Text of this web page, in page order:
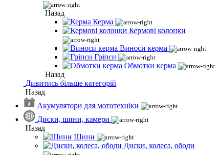
Назад
Керма
Кермові колонки
Виноси керма
Гріпси
Обмотки керма
Назад
Дивитись більше категорій
Назад
Акумулятори для мототехніки
Диски, шини, камери
Назад
Шини
Диски, колеса, ободи